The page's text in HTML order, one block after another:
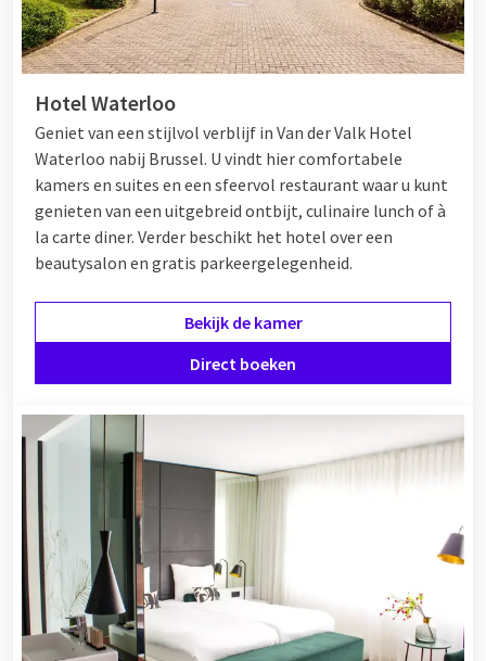
Hotel Waterloo
Geniet van een stijlvol verblijf in Van der Valk Hotel
Waterloo nabij Brussel. U vindt hier comfortabele
kamers en suites en een sfeervol restaurant waar u kunt
genieten van een uitgebreid ontbijt, culinaire lunch of à
la carte diner. Verder beschikt het hotel over een
beautysalon en gratis parkeergelegenheid.
Bekijk de kamer
Direct boeken